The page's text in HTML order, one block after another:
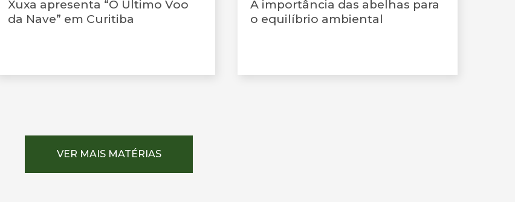
Xuxa apresenta “O Último Voo
da Nave” em Curitiba
A importância das abelhas para
o equilíbrio ambiental
VER MAIS MATÉRIAS